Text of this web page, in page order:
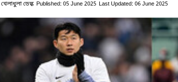
খেলাধুলা ডেস্ক Published: 05 June 2025 Last Updated: 06 June 2025